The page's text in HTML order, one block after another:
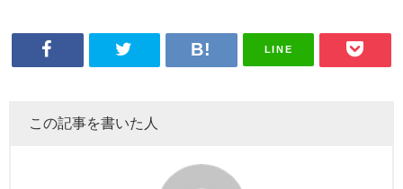
LINE
この記事を書いた人